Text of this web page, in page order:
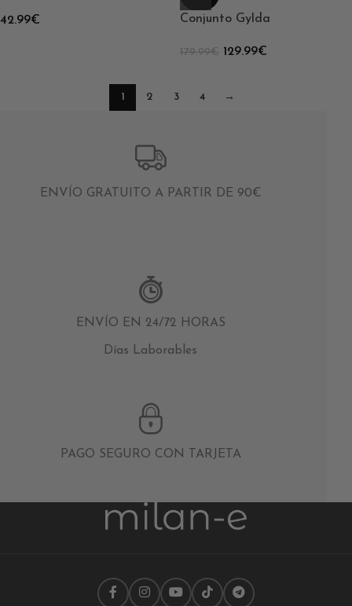
42.99€ Conjunto Gylda
179.99€ 129.99€
1 2 3 4 →
ENVÍO GRATUITO A PARTIR DE 90€
ENVÍO EN 24/72 HORAS
Días Laborables
PAGO SEGURO CON TARJETA